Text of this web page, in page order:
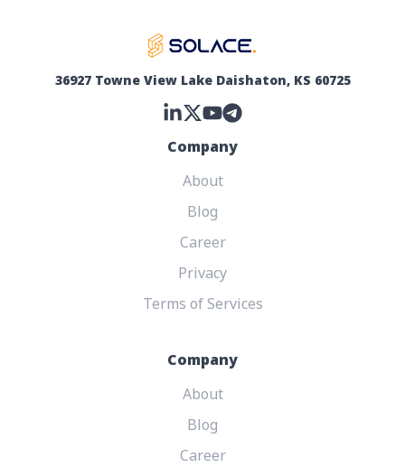
36927 Towne View Lake Daishaton, KS 60725
Company
About
Blog
Career
Privacy
Terms of Services
Company
About
Blog
Career